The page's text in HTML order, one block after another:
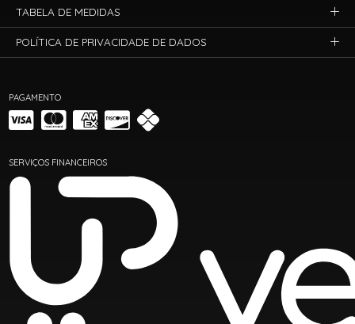
PAGAMENTO
SERVIÇOS FINANCEIROS
TABELA DE MEDIDAS
POLÍTICA DE PRIVACIDADE DE DADOS